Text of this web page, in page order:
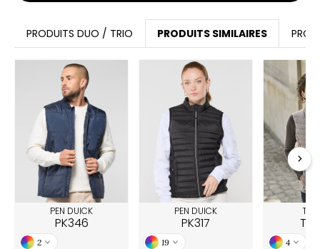
PRODUITS DUO / TRIO PRODUITS SIMILAIRES
PEN DUICK
PK346
2
PEN DUICK
PK317
19
TEE
4